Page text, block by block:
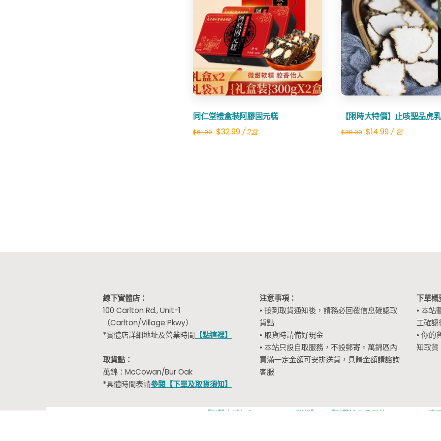
同仁堂禮盒裝阿膠固元糕
$61.00 Original
$32.99Current
/ 2盒
Share
【限時大特價】止咳聖品虎
$38.00 Original
$14.99Current
/ 包
Share
線下實體店：
100 Carlton Rd., Unit-1
（Carlton/Village Pkwy）
*實體店詳細地址及營業時間 【點這裡】
取貨點：
萬錦：McCowan/Bur Oak
*具體時間表請參閱【下單及取貨須知】
注意事項：
• 接到取貨通知後，請務必回覆信息確認取
貨點
• 取貨時請備好現金
• 本站只設自取服務，不設郵寄。萬錦區內
買滿一定金額可安排送貨，具體金額請諮詢
客服
下單概
• 本站
工確
• 你的
知取貨
【點擊申請加入WhatsApp群組】 【點擊進入我們的 Facebook 專